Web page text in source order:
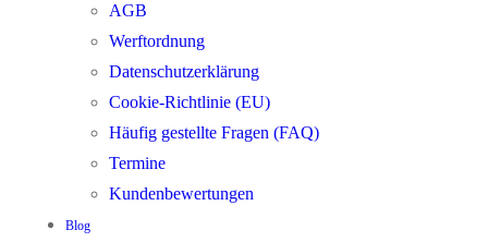
AGB
Werftordnung
Datenschutzerklärung
Cookie-Richtlinie (EU)
Häufig gestellte Fragen (FAQ)
Termine
Kundenbewertungen
Blog